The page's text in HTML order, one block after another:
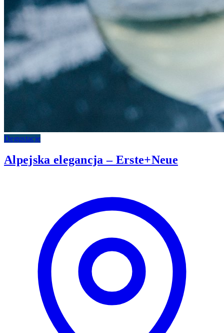
Degustacje
Alpejska elegancja – Erste+Neue